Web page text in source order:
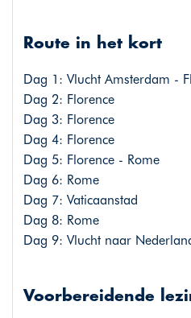
Route in het kort
Dag 1: Vlucht Amsterdam -
Dag 2: Florence
Dag 3: Florence
Dag 4: Florence
Dag 5: Florence - Rome
Dag 6: Rome
Dag 7: Vaticaanstad
Dag 8: Rome
Dag 9: Vlucht naar
Voorbereidende